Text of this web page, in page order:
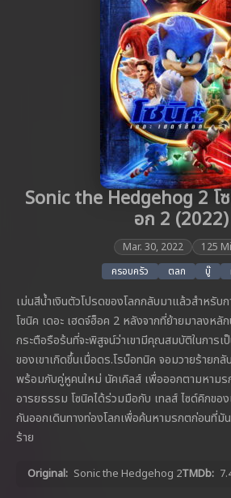
Sonic the Hedgehog 2 โซ
อก 2 (2022)
Mar. 30, 2022
125
ครอบครัว
ตลก บู๊
เม่นสีน้ำเงินตัวโปรดของโลกกลับมาแล้วสำหรับ
โซนิค เดอะ เฮดจ์ฮ็อค 2 หลังจากที่ย้ายมาลงหลั
กระตือรือร้นที่จะพิสูจน์ว่าเขามีคุณสมบัติในการ
ของเขาเกิดขึ้นเมื่อดร.โรบ็อทนิค จอมวายร้ายกลั
พร้อมกับคู่หูคนใหม่ นัคเคิลส์ เพื่อออกตามหาม
อารยธรรม โซนิคได้ร่วมมือกับ เทลส์ ไซด์คิกของ
กันออกเดินทางท่องโลกเพื่อค้นหามรกตก่อนที่มัน
ร้าย
Original: Sonic the Hedgehog 2TMDb: